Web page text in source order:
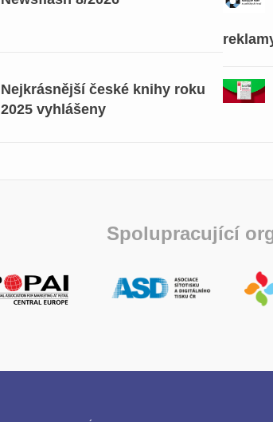
Nejkrásnější české knihy roku
2025 vyhlášeny
Spolupracující